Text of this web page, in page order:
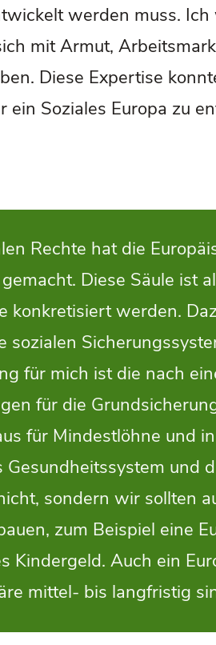
werden muss.
mit Armut,
Diese Expertise
ein Soziales Europa zu
Rechte hat die
Diese Säule ist
konkretisiert werden.
für mich ist die nach
für die
für Mindestlöhne und
und
sondern wir sollten
zum Beispiel eine
Kindergeld. Auch ein
mittel- bis langfristig